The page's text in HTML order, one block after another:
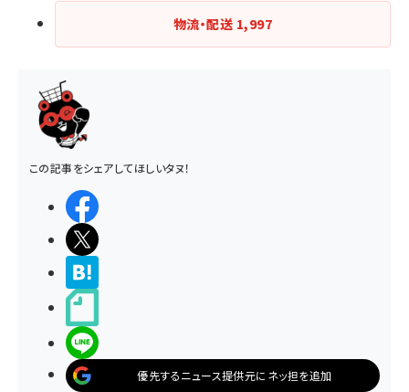
物流・配送 1,997
この記事をシェアしてほしいタヌ！
優先するニュース提供元にネッ担を追加